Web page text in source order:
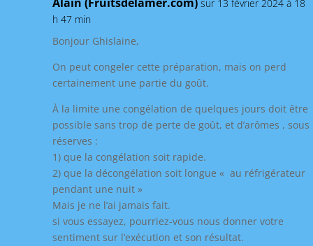
Alain (Fruitsdelamer.com) sur 13 février 2024 à 18
h 47 min
Bonjour Ghislaine,
On peut congeler cette préparation, mais on perd
certainement une partie du goût.
À la limite une congélation de quelques jours doit être
possible sans trop de perte de goût, et d’arômes , sous
réserves :
1) que la congélation soit rapide.
2) que la décongélation soit longue « au réfrigérateur
pendant une nuit »
Mais je ne l’ai jamais fait.
si vous essayez, pourriez-vous nous donner votre
sentiment sur l’exécution et son résultat.